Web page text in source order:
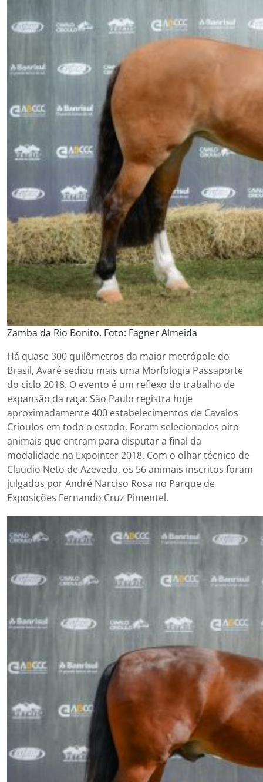
Zamba da Rio Bonito. Foto: Fagner Almeida
Há quase 300 quilômetros da maior metrópole do
Brasil, Avaré sediou mais uma Morfologia Passaporte
do ciclo 2018. O evento é um reflexo do trabalho de
expansão da raça: São Paulo registra hoje
aproximadamente 400 estabelecimentos de Cavalos
Crioulos em todo o estado. Foram selecionados oito
animais que entram para disputar a final da
modalidade na Expointer 2018. Com o olhar técnico de
Claudio Neto de Azevedo, os 56 animais inscritos foram
julgados por André Narciso Rosa no Parque de
Exposições Fernando Cruz Pimentel.